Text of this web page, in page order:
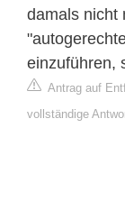
damals nicht
einzuführen,
Antrag auf
vollständige